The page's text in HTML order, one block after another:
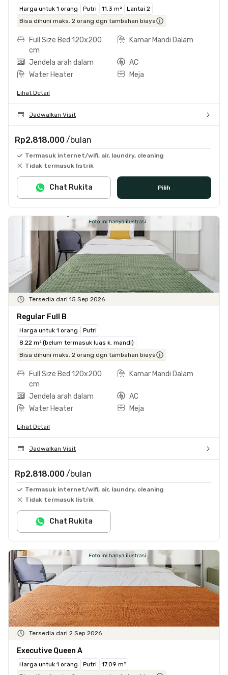
Harga untuk 1 orang Putri 11.3 m²
Lantai 2
Bisa dihuni maks. 2 orang dgn tambahan biaya
Full Size Bed 120x200
cm
Kamar Mandi Dalam
Jendela arah dalam
AC
Water Heater
Meja
Lihat Detail
Jadwalkan Visit
Rp2.818.000 /bulan
Termasuk internet/wifi, air, laundry, cleaning
Tidak termasuk listrik
Pilih
Chat Rukita
Tersedia dari 15 Sep 2026
Regular Full B
Harga untuk 1 orang
Putri
8.22 m² (belum termasuk luas k. mandi)
Bisa dihuni maks. 2 orang dgn tambahan biaya
Full Size Bed 120x200
cm
Kamar Mandi Dalam
Jendela arah dalam
AC
Water Heater
Meja
Lihat Detail
Jadwalkan Visit
Rp2.818.000 /bulan
Termasuk internet/wifi, air, laundry, cleaning
Tidak termasuk listrik
Chat Rukita
Tersedia dari 2 Sep 2026
Executive Queen A
Harga untuk 1 orang Putri
17.09 m²